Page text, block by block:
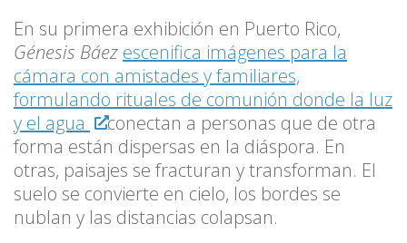
En su primera exhibición en Puerto Rico,
Génesis Báez escenifica imágenes para la
cámara con amistades y familiares,
formulando rituales de comunión donde la luz
y el agua
conectan a personas que de otra
forma están dispersas en la diáspora. En
otras, paisajes se fracturan y transforman. El
suelo se convierte en cielo, los bordes se
nublan y las distancias colapsan.